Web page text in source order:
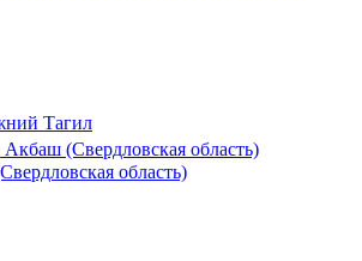
Тагил
(Свердловская область)
область)